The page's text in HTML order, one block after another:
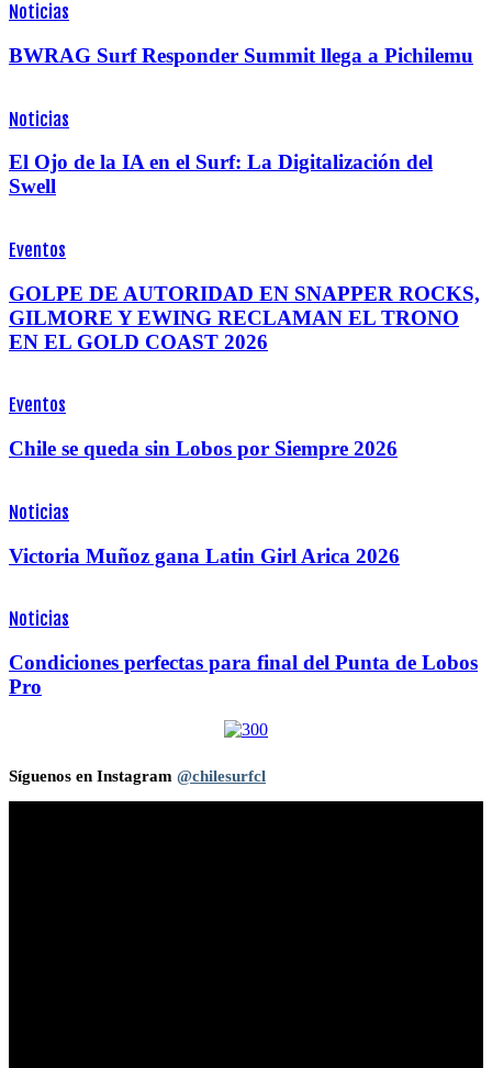
Noticias
BWRAG Surf Responder Summit llega a Pichilemu
Noticias
El Ojo de la IA en el Surf: La Digitalización del
Swell
Eventos
GOLPE DE AUTORIDAD EN SNAPPER ROCKS,
GILMORE Y EWING RECLAMAN EL TRONO
EN EL GOLD COAST 2026
Eventos
Chile se queda sin Lobos por Siempre 2026
Noticias
Victoria Muñoz gana Latin Girl Arica 2026
Noticias
Condiciones perfectas para final del Punta de Lobos
Pro
Síguenos en Instagram @chilesurfcl